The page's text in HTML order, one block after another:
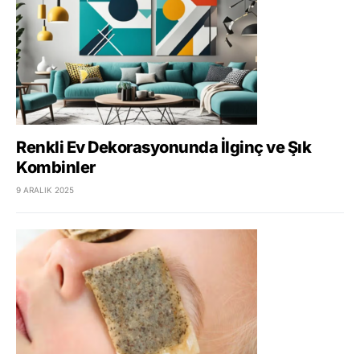
Renkli Ev Dekorasyonunda İlginç ve Şık
Kombinler
9 ARALIK 2025